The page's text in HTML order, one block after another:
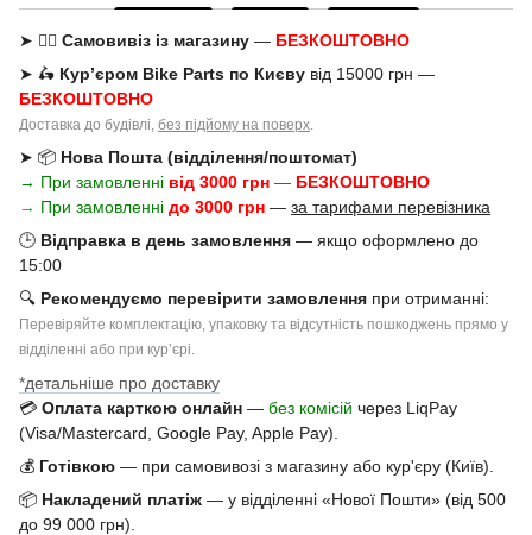
➤ 🚶‍♂️ Самовивіз із магазину — БЕЗКОШТОВНО
➤ 🛵 Кур’єром Bike Parts по Києву від 15000 грн —
БЕЗКОШТОВНО
Доставка до будівлі, без підйому на поверх
➤ 📦 Нова Пошта (відділення/поштомат)
→ При замовленні від 3000 грн — БЕЗКОШТОВНО
→ При замовленні до 3000 грн — за тарифами перевізника
🕒 Відправка в день замовлення — якщо оформлено до
15:00
🔍 Рекомендуємо перевірити замовлення при отриманні:
Перевіряйте комплектацію, упаковку та відсутність пошкоджень прямо у
відділенні або при курʼєрі.
*детальніше про доставку
💳 Оплата карткою онлайн — без комісій через LiqPay
(Visa/Mastercard, Google Pay, Apple Pay).
💰 Готівкою — при самовивозі з магазину або кур'єру (Київ).
📦 Накладений платіж — у відділенні «Нової Пошти» (від 500
до 99 000 грн).